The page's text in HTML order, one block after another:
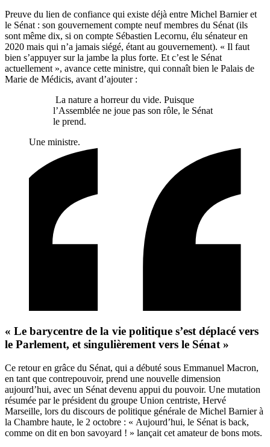
Preuve du lien de confiance qui existe déjà entre Michel Barnier et
le Sénat : son gouvernement compte neuf membres du Sénat (ils
sont même dix, si on compte Sébastien Lecornu, élu sénateur en
2020 mais qui n’a jamais siégé, étant au gouvernement). « Il faut
bien s’appuyer sur la jambe la plus forte. Et c’est le Sénat
actuellement », avance cette ministre, qui connaît bien le Palais de
Marie de Médicis, avant d’ajouter :
La nature a horreur du vide. Puisque
l’Assemblée ne joue pas son rôle, le Sénat
le prend.
Une ministre.
« Le barycentre de la vie politique s’est déplacé vers
le Parlement, et singulièrement vers le Sénat »
Ce retour en grâce du Sénat, qui a débuté sous Emmanuel Macron,
en tant que contrepouvoir, prend une nouvelle dimension
aujourd’hui, avec un Sénat devenu appui du pouvoir. Une mutation
résumée par le président du groupe Union centriste, Hervé
Marseille, lors du discours de politique générale de Michel Barnier à
la Chambre haute, le 2 octobre : « Aujourd’hui, le Sénat is back,
comme on dit en bon savoyard ! » lançait cet amateur de bons mots.